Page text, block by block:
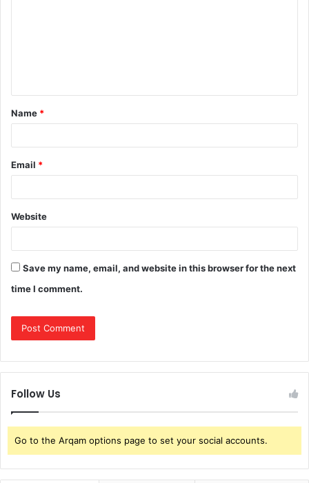
t
*
Name *
Email *
Website
Save my name, email, and website in this browser for the next
time I comment.
Follow Us
Go to the Arqam options page to set your social accounts.